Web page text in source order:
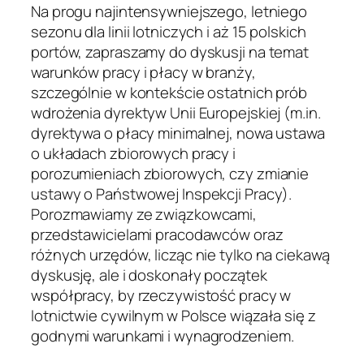
Na progu najintensywniejszego, letniego
sezonu dla linii lotniczych i aż 15 polskich
portów, zapraszamy do dyskusji na temat
warunków pracy i płacy w branży,
szczególnie w kontekście ostatnich prób
wdrożenia dyrektyw Unii Europejskiej (m.in.
dyrektywa o płacy minimalnej, nowa ustawa
o układach zbiorowych pracy i
porozumieniach zbiorowych, czy zmianie
ustawy o Państwowej Inspekcji Pracy).
Porozmawiamy ze związkowcami,
przedstawicielami pracodawców oraz
różnych urzędów, licząc nie tylko na ciekawą
dyskusję, ale i doskonały początek
współpracy, by rzeczywistość pracy w
lotnictwie cywilnym w Polsce wiązała się z
godnymi warunkami i wynagrodzeniem.